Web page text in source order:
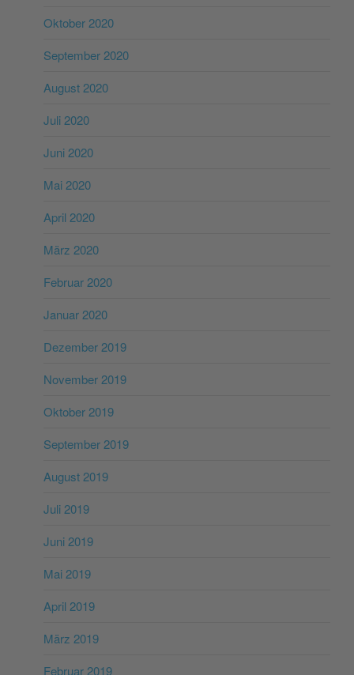
Oktober 2020
September 2020
August 2020
Juli 2020
Juni 2020
Mai 2020
April 2020
März 2020
Februar 2020
Januar 2020
Dezember 2019
November 2019
Oktober 2019
September 2019
August 2019
Juli 2019
Juni 2019
Mai 2019
April 2019
März 2019
Februar 2019